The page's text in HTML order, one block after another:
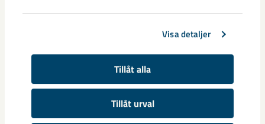
Visa detaljer
Tillåt alla
Tillåt urval